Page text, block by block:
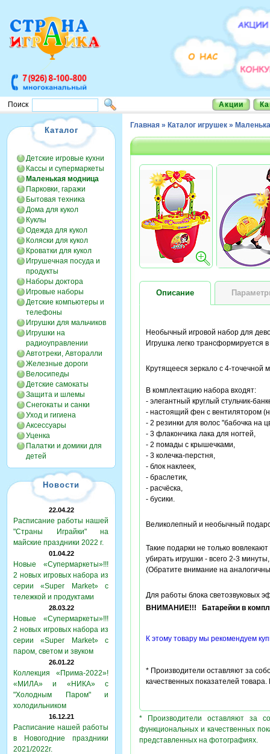
Поиск Акции
Каталог
Детские игровые кухни
Кассы и супермаркеты
Маленькая модница
Парковки, гаражи
Бытовая техника
Дома для кукол
Куклы
Одежда для кукол
Коляски для кукол
Кроватки для кукол
Игрушечная посуда и
продукты
Наборы доктора
Игровые наборы
Детские компьютеры и
телефоны
Игрушки для мальчиков
Игрушки на
радиоуправлении
Автотреки, Авторалли
Железные дороги
Велосипеды
Детские самокаты
Защита и шлемы
Снегокаты и санки
Уход и гигиена
Аксессуары
Уценка
Палатки и домики для
детей
Новости
22.04.22
Расписание работы нашей
"Страны Играйки" на
майские праздники 2022 г.
01.04.22
Новые «Супермаркеты»!!!
2 новых игровых набора из
серии «Super Market» с
тележкой и продуктами
28.03.22
Новые «Супермаркеты»!!!
2 новых игровых набора из
серии «Super Market» с
паром, светом и звуком
26.01.22
Коллекция «Прима-2022»!
«МИЛА» и «НИКА» с
"Холодным Паром" и
холодильником
16.12.21
Расписание нашей работы
в Новогодние праздники
2021/2022г.
Главная » Каталог игрушек »
Описание
Необычный игровой набор для
Игрушка легко трансформируется
Крутящееся зеркало с 4-точечной
В комплектацию набора входят:
- элегантный круглый стульчик-
- настоящий фен с вентилятором
- 2 резинки для волос "бабочка на
- 3 флакончика лака для ногтей,
- 2 помады с крышечками,
- 3 колечка-перстня,
- блок наклеек,
- браслетик,
- расчёска,
- бусики.
Великолепный и необычный
Такие подарки не только
убирать игрушки - всего 2-3
(Обратите внимание на
Для работы блока светозвуковых
ВНИМАНИЕ!!! Батарейки в
К этому товару мы рекомендуем
* Производители оставляют за
качественных показателей
* Производители оставляют за
функциональных и качественных
представленных на фотографиях.